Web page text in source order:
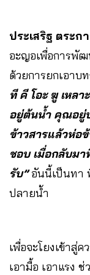
ประเสริฐ ตระก
อะญอเพื่อการพัฒ
ด้วยการยกเอาบ
ที คี โอะ ฆู เหลา
อยู่ต้นน้ำ คุณอยู่
ข้าวสารแล้วห่อ
ชอบ เมื่อกลับม
รับ”อันนี้เป็นทา
ปลายน้ำ
เพื่อจะโยงเข้าสู่
เอามื้อ เอาแรง